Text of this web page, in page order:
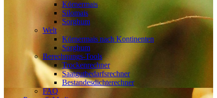
Körnermais
Silomais
Sorghum
Welt
Körnermais nach Kontinenten
Sorghum
Berechnungs-Tools
Trockenrechner
Saatgutbedarfsrechner
Bestandesdichterechner
FAQ